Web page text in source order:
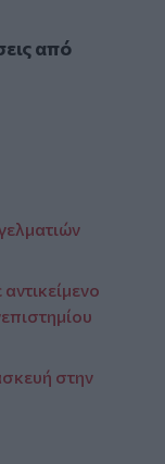
από
στην